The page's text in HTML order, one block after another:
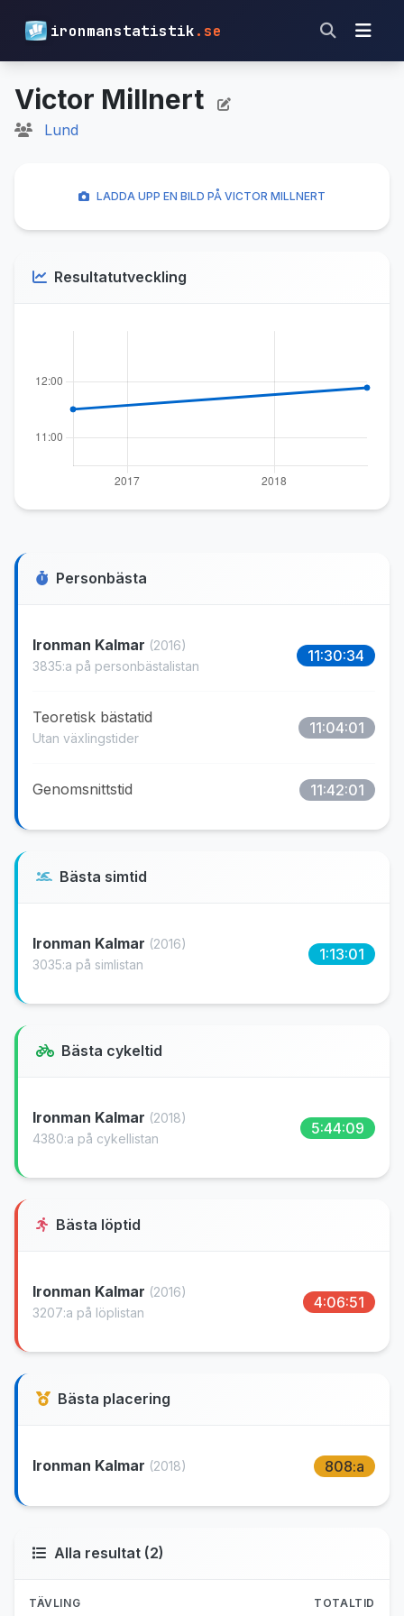
ironmanstatistik.se
Victor Millnert
Lund
Personbästa
Ironman Kalmar (2016)
3835:a på personbästalistan
11:30:34
Teoretisk bästatid
Utan växlingstider
11:04:01
Genomsnittstid 11:42:01
Bästa simtid
Ironman Kalmar (2016)
3035:a på simlistan
1:13:01
Bästa cykeltid
Ironman Kalmar (2018)
4380:a på cykellistan
5:44:09
Bästa löptid
Ironman Kalmar (2016)
3207:a på löplistan
4:06:51
Bästa placering
Ironman Kalmar (2018) 808:a
LADDA UPP EN BILD PÅ VICTOR MILLNERT
Resultatutveckling
Alla resultat (2)
TÄVLING TOTALTID